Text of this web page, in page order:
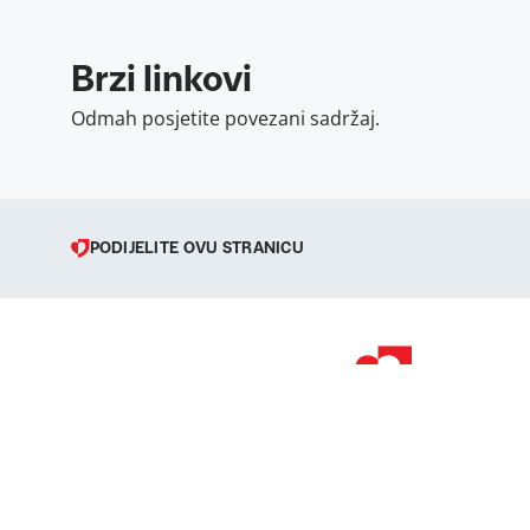
Brzi linkovi
Odmah posjetite povezani sadržaj.
PODIJELITE OVU STRANICU